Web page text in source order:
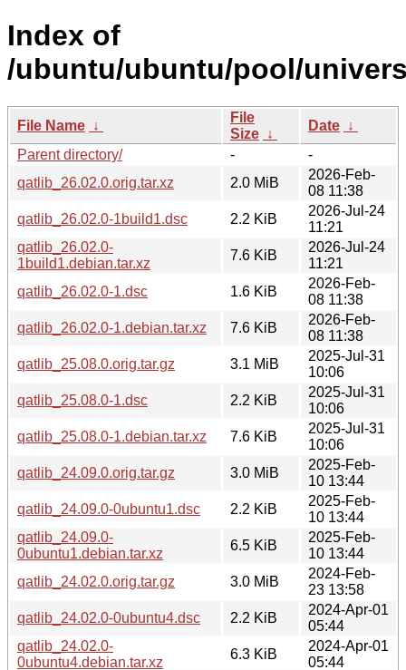
Index of
/ubuntu/ubuntu/pool/
File Name ↓
File
Size ↓
Date ↓
Parent directory/
-
-
qatlib_26.02.0.orig.tar.xz
2.0 MiB
2026-Feb-
08 11:38
qatlib_26.02.0-1build1.dsc
2.2 KiB
2026-Jul-24
11:21
qatlib_26.02.0-
1build1.debian.tar.xz
7.6 KiB
2026-Jul-24
11:21
qatlib_26.02.0-1.dsc
1.6 KiB
2026-Feb-
08 11:38
qatlib_26.02.0-1.debian.tar.xz
7.6 KiB
2026-Feb-
08 11:38
qatlib_25.08.0.orig.tar.gz
3.1 MiB
2025-Jul-31
10:06
qatlib_25.08.0-1.dsc
2.2 KiB
2025-Jul-31
10:06
qatlib_25.08.0-1.debian.tar.xz
7.6 KiB
2025-Jul-31
10:06
qatlib_24.09.0.orig.tar.gz
3.0 MiB
2025-Feb-
10 13:44
qatlib_24.09.0-0ubuntu1.dsc
2.2 KiB
2025-Feb-
10 13:44
qatlib_24.09.0-
0ubuntu1.debian.tar.xz
6.5 KiB
2025-Feb-
10 13:44
qatlib_24.02.0.orig.tar.gz
3.0 MiB
2024-Feb-
23 13:58
qatlib_24.02.0-0ubuntu4.dsc
2.2 KiB
2024-Apr-01
05:44
qatlib_24.02.0-
0ubuntu4.debian.tar.xz
6.3 KiB
2024-Apr-01
05:44